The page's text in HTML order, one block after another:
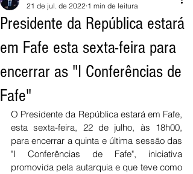
Presidente da República estará
em Fafe esta sexta-feira para
encerrar as "I Conferências de
Fafe"
21 de jul. de 2022 1 min de leitura
O Presidente da República estará em Fafe,
esta sexta-feira, 22 de julho, às 18h00,
para encerrar a quinta e última sessão das
"I Conferências de Fafe", iniciativa
promovida pela autarquia e que teve como